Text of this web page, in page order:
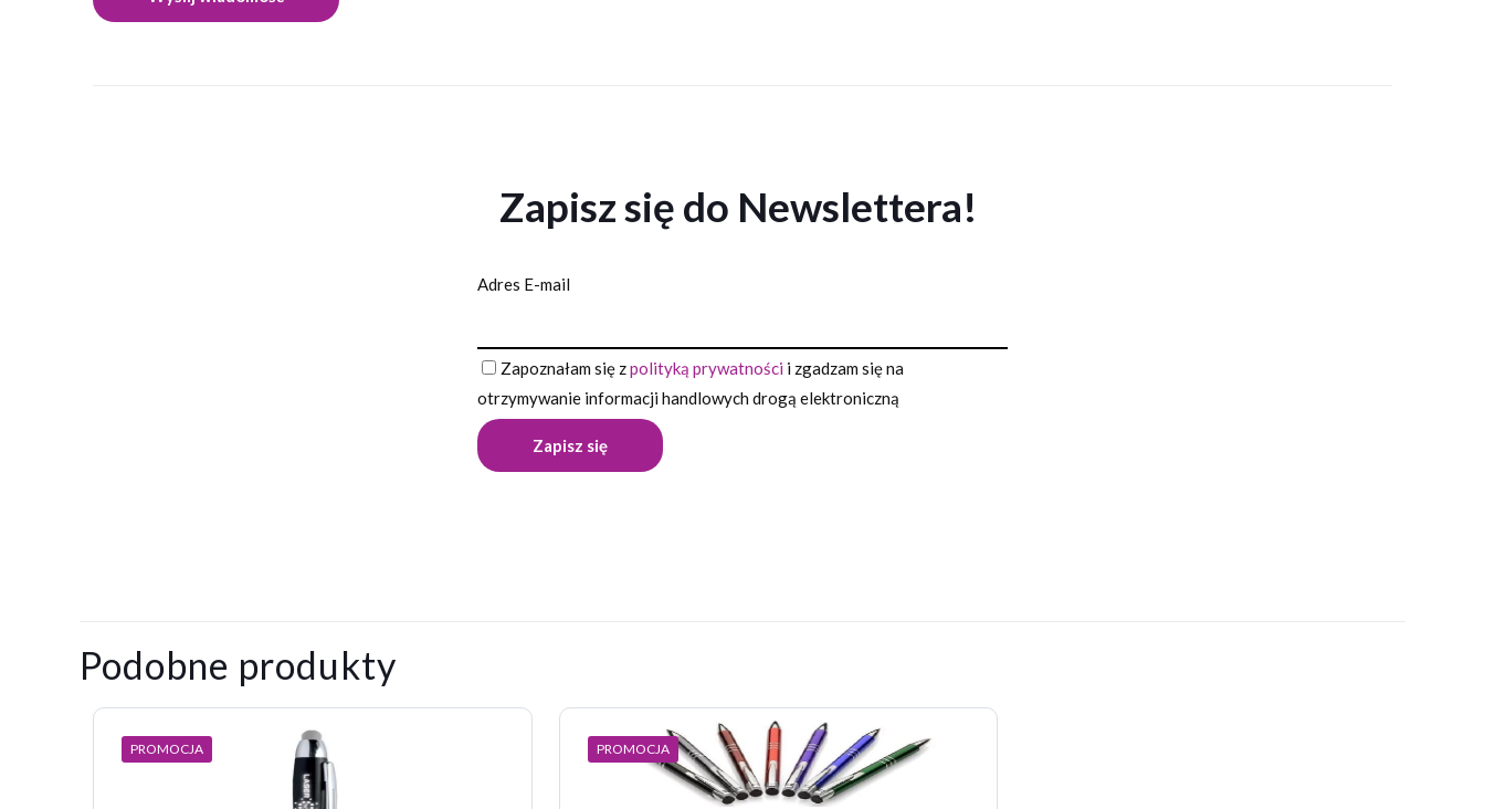
Zapisz się do Newslettera!
Adres E-mail
Zapoznałam się zpolityką prywatności i zgadzam się na
otrzymywanie informacji handlowych drogą elektroniczną
2 z 5 gwiazdek 3 z 5 gwiazdek
Podobne produkty
PROMOCJA PROMOCJA